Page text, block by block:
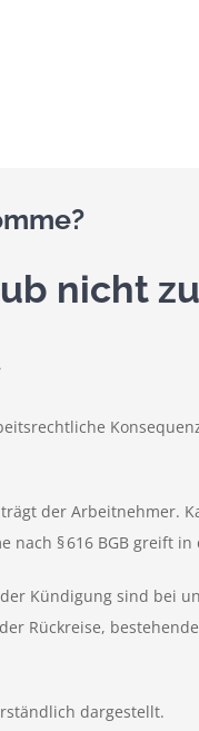
nicht
der Arbeitnehmer.
§ 616 BGB greift
Kündigung sind bei
Rückreise,
dargestellt.